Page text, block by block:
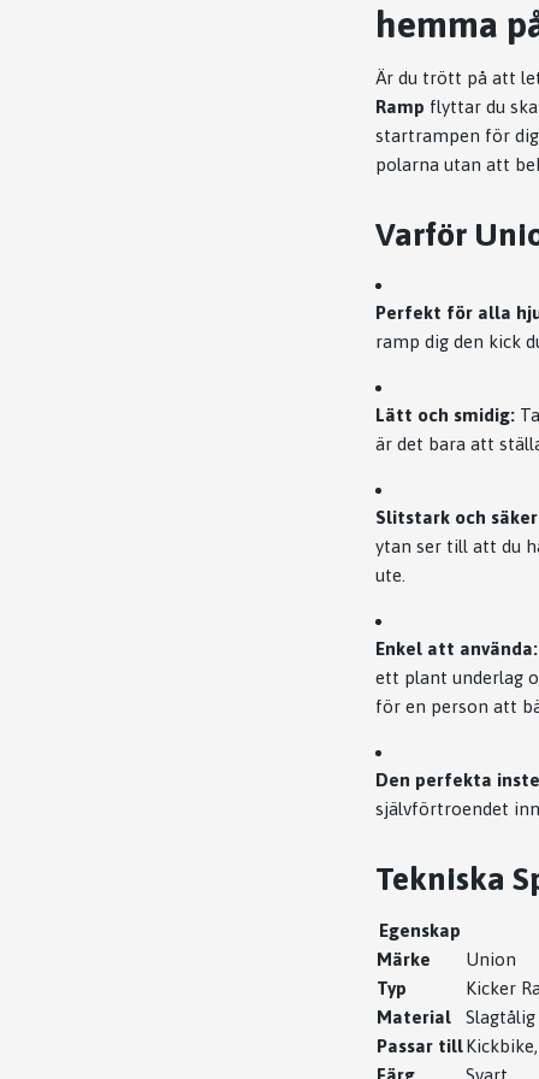
hemma
Är du trött på att
Ramp flyttar du
startrampen för
polarna utan att
Varför
Perfekt för alla
ramp dig den kick
Lätt och smidig:
är det bara att
Slitstark och
ytan ser till att du
ute.
Enkel att använda:
ett plant underlag
för en person att
Den perfekta
självförtroendet
Tekniska
Egenskap
Märke
Union
Typ
Kicker
Material
Passar till
Färg
Svart